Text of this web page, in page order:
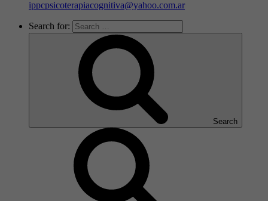
ippcpsicoterapiacognitiva@yahoo.com.ar
Search for:
Search